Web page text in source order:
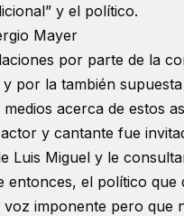
y el político.
Mayer
por parte de la
por la también
acerca de estos
y cantante fue
Luis Miguel y le
entonces, el político
voz imponente pero que